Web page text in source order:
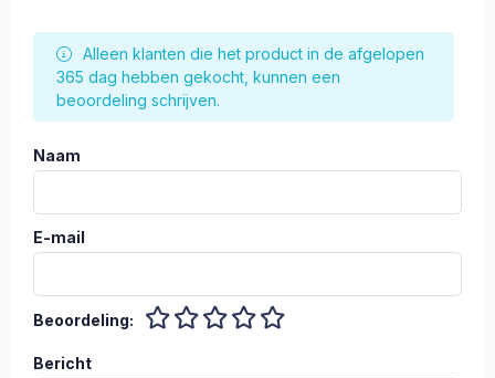
Alleen klanten die het product in de afgelopen
365 dag hebben gekocht, kunnen een
beoordeling schrijven.
Naam
E-mail
Beoordeling:
Bericht